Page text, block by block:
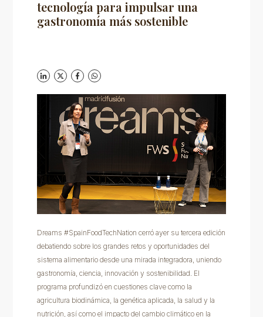
tecnología para impulsar una
gastronomía más sostenible
Dreams #SpainFoodTechNation cerró ayer su tercera edición
debatiendo sobre los grandes retos y oportunidades del
sistema alimentario desde una mirada integradora, uniendo
gastronomía, ciencia, innovación y sostenibilidad. El
programa profundizó en cuestiones clave como la
agricultura biodinámica, la genética aplicada, la salud y la
nutrición, así como el impacto del cambio climático en la